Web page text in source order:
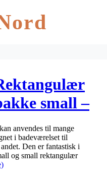
small –
25×9 cm
anvendes til mange
i badeværelset til
Den er fantastisk i
og small rektangulær